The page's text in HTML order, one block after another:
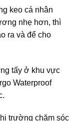
keo cá nhân
nhẹ hơn, thì
ra và để cho
tấy ở khu vực
Waterproof
trường chăm sóc